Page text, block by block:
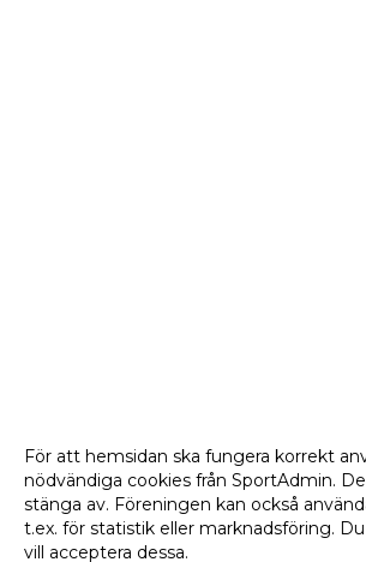
För att hemsidan ska fungera korrekt
nödvändiga cookies från SportAdmin.
stänga av. Föreningen kan också
t.ex. för statistik eller marknadsföring.
vill acceptera dessa.